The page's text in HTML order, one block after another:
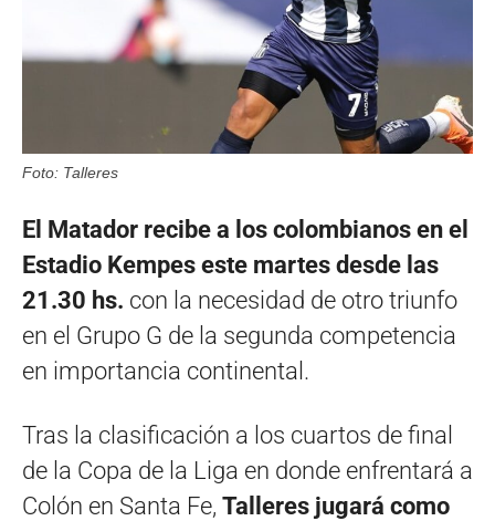
Foto: Talleres
El Matador recibe a los colombianos en el
Estadio Kempes este martes desde las
21.30 hs. con la necesidad de otro triunfo
en el Grupo G de la segunda competencia
en importancia continental.
Tras la clasificación a los cuartos de final
de la Copa de la Liga en donde enfrentará a
Colón en Santa Fe, Talleres jugará como